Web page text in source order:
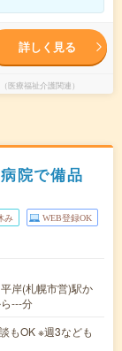
詳しく見る
療福祉介護関連）
院で備品
み WEB登録OK
岸(札幌市営)駅か
---分
もOK ※週3なども